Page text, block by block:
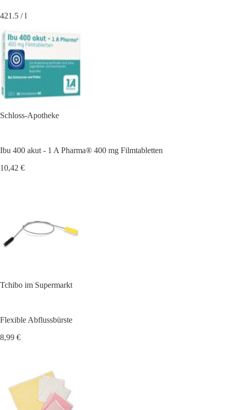
421.5 / l
Schloss-Apotheke
Ibu 400 akut - 1 A Pharma® 400 mg Filmtabletten
10,42 €
Tchibo im Supermarkt
Flexible Abflussbürste
8,99 €